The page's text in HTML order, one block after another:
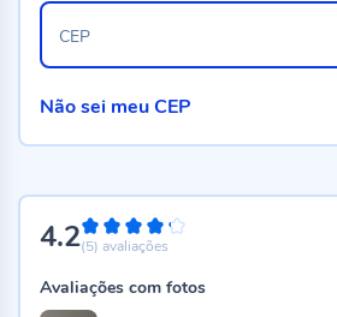
4.284%
(5) avaliações
Avaliações com fotos
CEP
Não sei meu CEP